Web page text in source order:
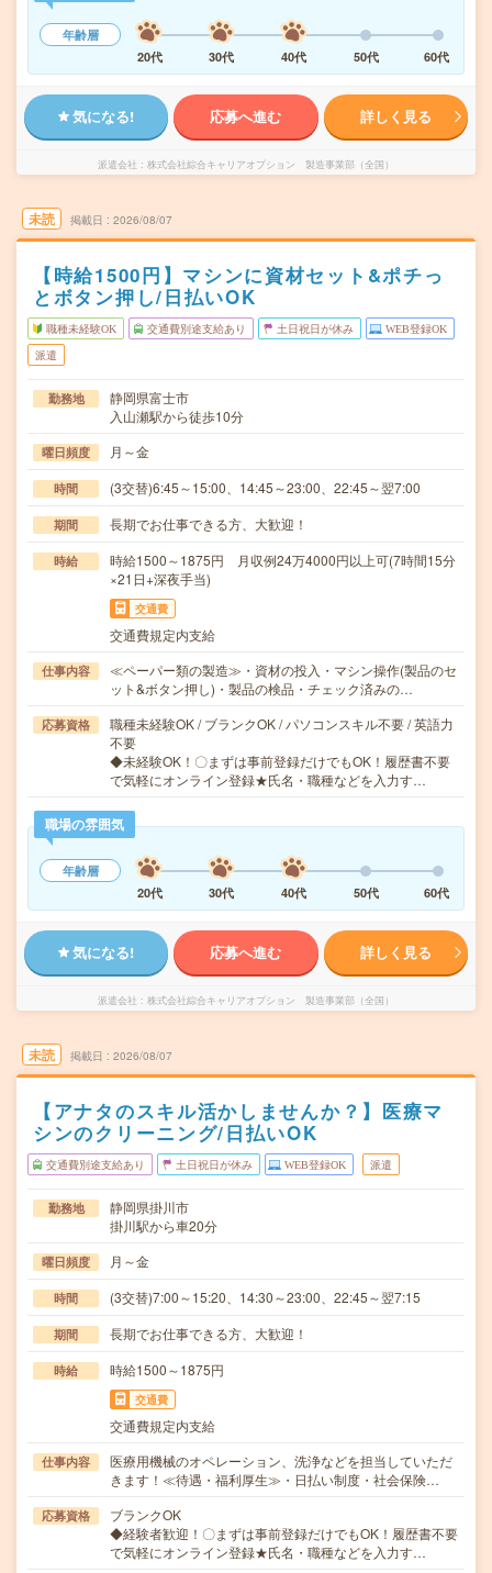
年齢層
20代
30代 40代 50代 60代
気になる! 応募へ進む 詳しく見る
派遣会社 株式会社綜合キャリアオプション 製造事業部（全国）
未読 掲載日 2026/08/07
【時給1500円】マシンに資材セット&ポチっ
とボタン押し/日払いOK
職種未経験OK 交通費別途支給あり 土日祝日が休み WEB登録OK
派遣
勤務地
静岡県富士市
入山瀬駅から徒歩10分
曜日頻度 月～金
時間 (3交替)6:45～15:00、14:45～23:00、22:45～翌7:00
期間 長期でお仕事できる方、大歓迎！
時給
時給1500～1875円 月収例24万4000円以上可(7時間15分
×21日+深夜手当)
交通費
交通費規定内支給
仕事内容
≪ペーパー類の製造≫・資材の投入・マシン操作(製品のセ
ット&ボタン押し)・製品の検品・チェック済みの…
応募資格
職種未経験OK / ブランクOK / パソコンスキル不要 / 英語力
不要
◆未経験OK！〇まずは事前登録だけでもOK！履歴書不要
で気軽にオンライン登録★氏名・職種などを入力す…
職場の雰囲気
年齢層
20代
30代 40代 50代 60代
気になる! 応募へ進む 詳しく見る
派遣会社 株式会社綜合キャリアオプション 製造事業部（全国）
未読 掲載日 2026/08/07
【アナタのスキル活かしませんか？】医療マ
シンのクリーニング/日払いOK
交通費別途支給あり 土日祝日が休み WEB登録OK 派遣
勤務地
静岡県掛川市
掛川駅から車20分
曜日頻度 月～金
時間 (3交替)7:00～15:20、14:30～23:00、22:45～翌7:15
期間 長期でお仕事できる方、大歓迎！
時給 時給1500～1875円
交通費
交通費規定内支給
仕事内容
医療用機械のオペレーション、洗浄などを担当していただ
きます！≪待遇・福利厚生≫・日払い制度・社会保険…
応募資格
ブランクOK
◆経験者歓迎！〇まずは事前登録だけでもOK！履歴書不要
で気軽にオンライン登録★氏名・職種などを入力す…